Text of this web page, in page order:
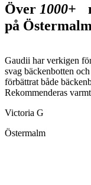
Över 1000+
på Östermalm
Gaudii har verkigen
svag bäckenbotten
förbättrat både
Rekommenderas
Victoria G
Östermalm